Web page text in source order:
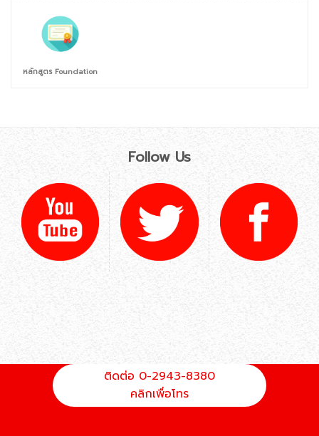
หลักสูตร Foundation
Follow Us
ติดต่อ 0-2943-8380
คลิกเพื่อโทร